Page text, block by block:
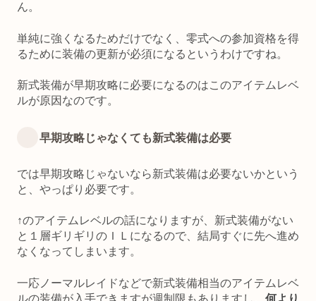
ん。
単純に強くなるためだけでなく、零式への参加資格を得
るために装備の更新が必須になるというわけですね。
新式装備が早期攻略に必要になるのはこのアイテムレベ
ルが原因なのです。
早期攻略じゃなくても新式装備は必要
では早期攻略じゃないなら新式装備は必要ないかという
と、やっぱり必要です。
↑のアイテムレベルの話になりますが、新式装備がない
と１層ギリギリのＩＬになるので、結局すぐに先へ進め
なくなってしまいます。
一応ノーマルレイドなどで新式装備相当のアイテムレベ
ルの装備が入手できますが週制限もありますし、 何より